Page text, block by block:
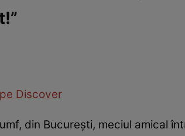
Discover
din București, meciul amical